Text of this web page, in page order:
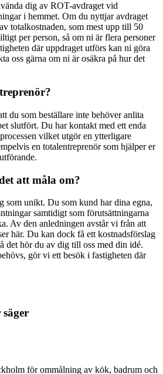
dig av ROT-avdraget vid
i hemmet. Om du nyttjar avdraget
totalkostnaden, som mest upp till 50
per person, så om ni är flera personer
där uppdraget utförs kan ni göra
oss gärna om ni är osäkra på hur det
du som beställare inte behöver anlita
slutfört. Du har kontakt med ett enda
vilket utgör en ytterligare
en totalentreprenör som hjälper er
att måla om?
som unikt. Du som kund har dina egna,
samtidigt som förutsättningarna
Av den anledningen avstår vi från att
här. Du kan dock få ett kostnadsförslag
det hör du av dig till oss med din idé.
gör vi ett besök i fastigheten där
för ommålning av kök, badrum och